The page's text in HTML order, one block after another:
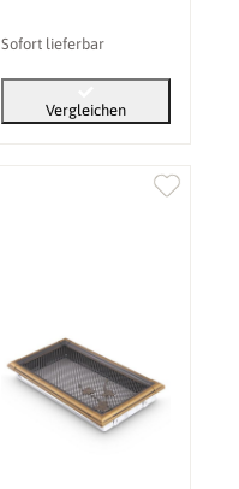
Sofort lieferbar
Vergleichen